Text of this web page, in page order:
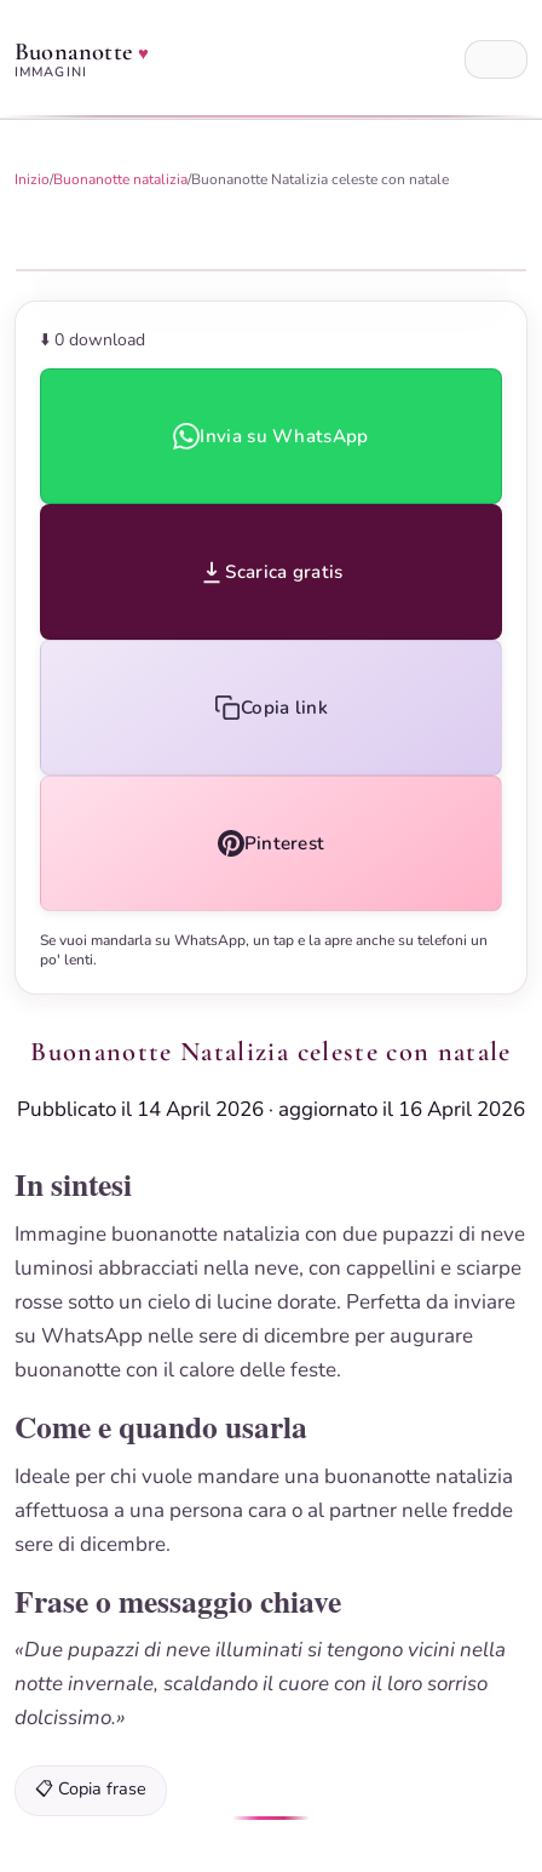
Buonanotte♥
IMMAGINI
Inizio/Buonanotte natalizia/Buonanotte Natalizia celeste con natale
⬇️ 0 download
Invia su WhatsApp
Scarica gratis
Copia link
Pinterest
Se vuoi mandarla su WhatsApp, un tap e la apre anche su telefoni un
po' lenti.
Buonanotte Natalizia celeste con natale
Pubblicato il 14 April 2026 · aggiornato il 16 April 2026
In sintesi
Immagine buonanotte natalizia con due pupazzi di neve
luminosi abbracciati nella neve, con cappellini e sciarpe
rosse sotto un cielo di lucine dorate. Perfetta da inviare
su WhatsApp nelle sere di dicembre per augurare
buonanotte con il calore delle feste.
Come e quando usarla
Ideale per chi vuole mandare una buonanotte natalizia
affettuosa a una persona cara o al partner nelle fredde
sere di dicembre.
Frase o messaggio chiave
«Due pupazzi di neve illuminati si tengono vicini nella
notte invernale, scaldando il cuore con il loro sorriso
dolcissimo.»
📋 Copia frase